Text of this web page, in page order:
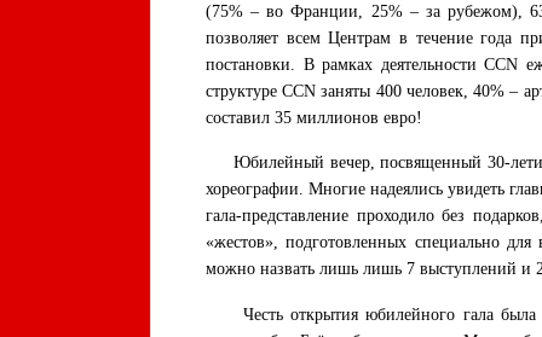
(75% – во Франции, 25% – за рубежом),
позволяет всем Центрам в течение года
постановки. В рамках деятельности CCN
структуре CCN заняты 400 человек, 40% –
составил 35 миллионов евро!
Юбилейный вечер, посвященный 30-летию
хореографии. Многие надеялись увидеть
гала-представление проходило без
«жестов», подготовленных специально
можно назвать лишь лишь 7 выступлений и
Честь открытия юбилейного гала была